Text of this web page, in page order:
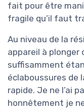
fait pour être
fragile qu’il faut
Au niveau de la
appareil à plonger
suffisamment
éclaboussures de
rapide. Je ne l’ai
honnêtement je